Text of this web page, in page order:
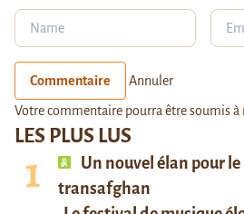
LES PLUS LUS
Un nouvel élan pour
transafghan
Commentaire Annuler
Votre commentaire pourra être soumis à